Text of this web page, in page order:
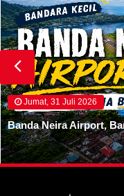
Jumat, 31 Juli 2026
Banda Neira Airport,